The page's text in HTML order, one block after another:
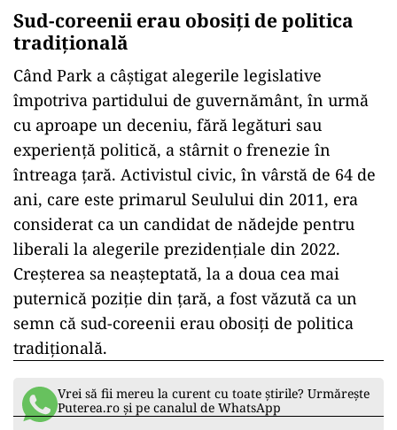
Sud-coreenii erau obosiți de politica
tradițională
Când Park a câștigat alegerile legislative
împotriva partidului de guvernământ, în urmă
cu aproape un deceniu, fără legături sau
experiență politică, a stârnit o frenezie în
întreaga țară. Activistul civic, în vârstă de 64 de
ani, care este primarul Seulului din 2011, era
considerat ca un candidat de nădejde pentru
liberali la alegerile prezidențiale din 2022.
Creșterea sa neașteptată, la a doua cea mai
puternică poziție din țară, a fost văzută ca un
semn că sud-coreenii erau obosiți de politica
tradițională.
Vrei să fii mereu la curent cu toate știrile? Urmărește
Puterea.ro și pe canalul de WhatsApp